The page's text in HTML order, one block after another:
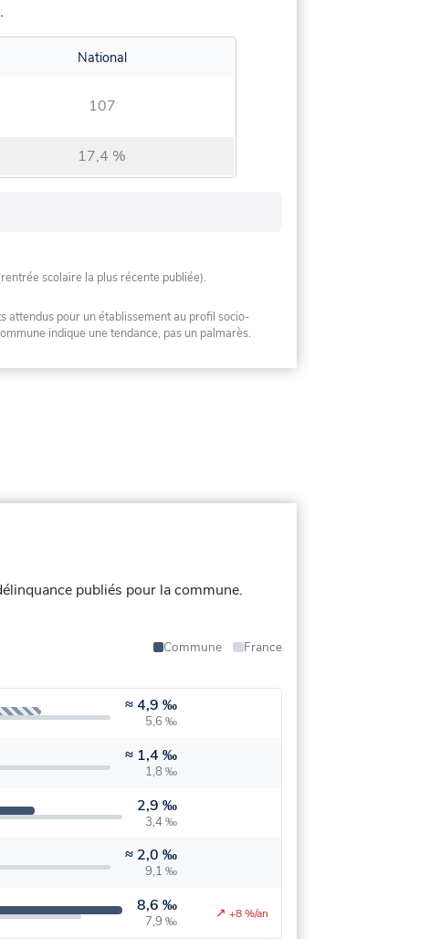
National
107
17,4 %
scolaire la plus récente publiée).
attendus pour un établissement au profil socio-
indique une tendance, pas un palmarès.
publiés pour la commune.
Commune
France
≈4,9 ‰
5,6 ‰
≈ 1,4 ‰
1,8 ‰
2,9 ‰
3,4 ‰
≈ 2,0 ‰
9,1 ‰
8,6 ‰
7,9 ‰ ↗ +8 %/an